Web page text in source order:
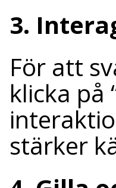
3.
För att
klicka på
stärker